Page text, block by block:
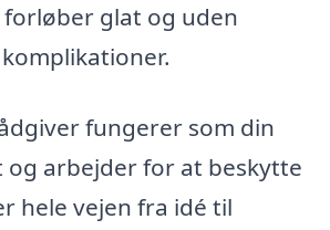
glat og uden
fungerer som din
arbejder for at beskytte
hele vejen fra idé til